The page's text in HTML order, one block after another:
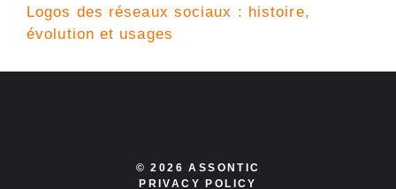
Logos des réseaux sociaux : histoire,
évolution et usages
© 2026 ASSONTIC
PRIVACY POLICY